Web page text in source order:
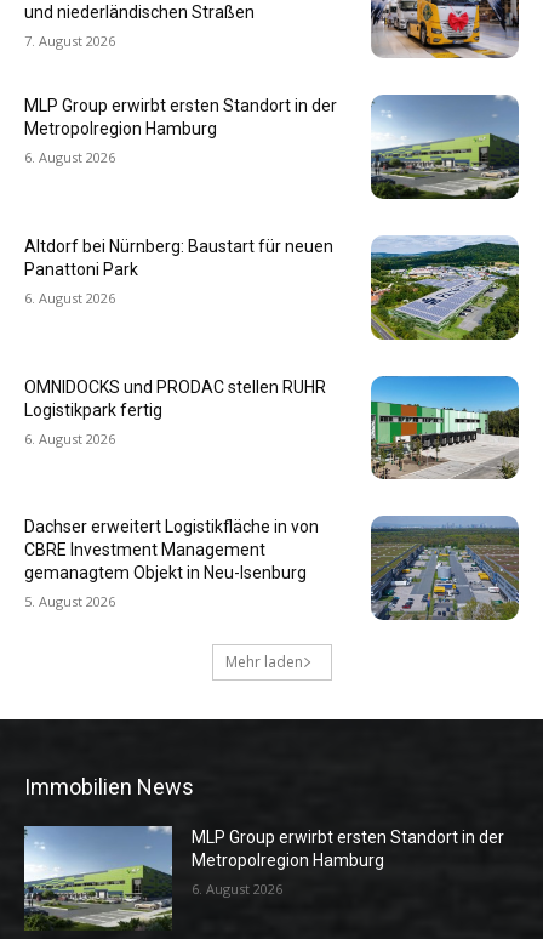
und niederländischen Straßen
7. August 2026
MLP Group erwirbt ersten Standort in der
Metropolregion Hamburg
6. August 2026
Altdorf bei Nürnberg: Baustart für neuen
Panattoni Park
6. August 2026
OMNIDOCKS und PRODAC stellen RUHR
Logistikpark fertig
6. August 2026
Dachser erweitert Logistikfläche in von
CBRE Investment Management
gemanagtem Objekt in Neu-Isenburg
5. August 2026
Mehr laden
Immobilien News
MLP Group erwirbt ersten Standort in der
Metropolregion Hamburg
6. August 2026